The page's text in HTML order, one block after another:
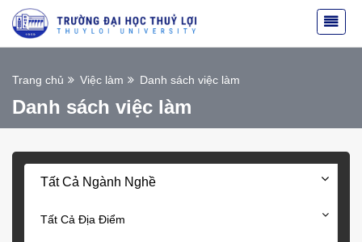
Trang chủ Việc làm Danh sách việc làm
Danh sách việc làm
Tất Cả Ngành Nghề
Tất Cả Địa Điểm